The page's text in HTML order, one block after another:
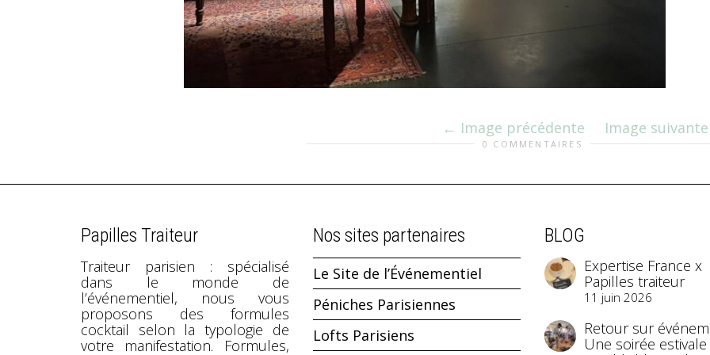
Image précédente Image suivante
0 COMMENTAIRES
Papilles Traiteur
Traiteur parisien : spécialisé
dans le monde de
l’événementiel, nous vous
proposons des formules
cocktail selon la typologie de
votre manifestation. Formules,
Nos sites partenaires
Le Site de l’Événementiel
Péniches Parisiennes
Lofts Parisiens
BLOG
Expertise France x
Papilles traiteur
11 juin 2026
Retour sur
Une soirée estivale